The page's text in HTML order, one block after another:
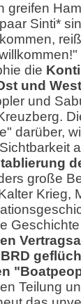
greifen
Sinti*
die
und
und
darüber,
große
Krieg,
Teilung